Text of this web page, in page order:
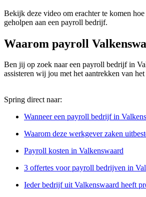
Bekijk deze video om erachter te komen
geholpen aan een payroll bedrijf.
Waarom payroll
Ben jij op zoek naar een payroll bedrijf in
assisteren wij jou met het aantrekken van
Spring direct naar:
Wanneer een payroll bedrijf in
Waarom deze werkgever zaken
Payroll kosten in Valkenswaard
3 offertes voor payroll bedrijven in
Ieder bedrijf uit Valkenswaard heeft